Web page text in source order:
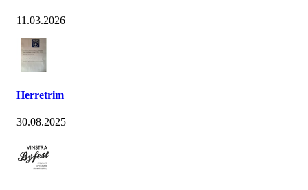
11.03.2026
Herretrim
30.08.2025